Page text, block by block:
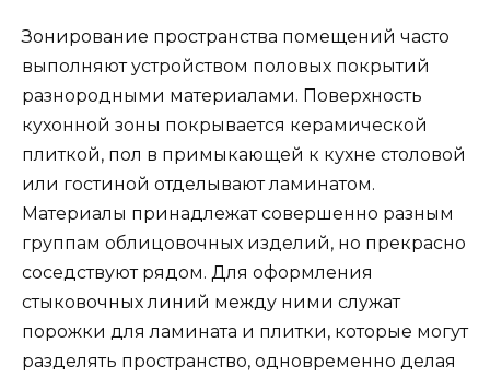
Зонирование пространства помещений часто
выполняют устройством половых покрытий
разнородными материалами. Поверхность
кухонной зоны покрывается керамической
плиткой, пол в примыкающей к кухне столовой
или гостиной отделывают ламинатом.
Материалы принадлежат совершенно разным
группам облицовочных изделий, но прекрасно
соседствуют рядом. Для оформления
стыковочных линий между ними служат
порожки для ламината и плитки, которые могут
разделять пространство, одновременно делая